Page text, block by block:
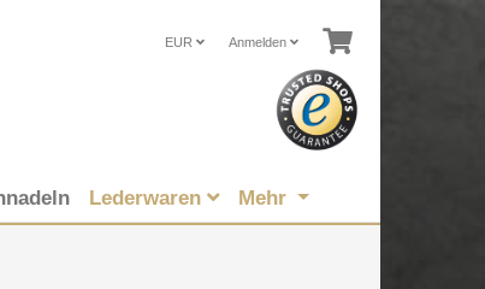
EUR Anmelden
Lederwaren Mehr